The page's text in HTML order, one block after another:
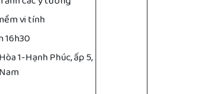
vi tính
16h30
1-Hạnh Phúc, ấp 5,